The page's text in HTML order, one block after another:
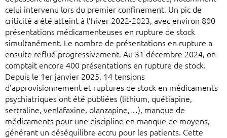
celui intervenu lors du premier confinement. Un pic de
criticité a été atteint à l’hiver 2022-2023, avec environ 800
présentations médicamenteuses en rupture de stock
simultanément. Le nombre de présentations en rupture a
ensuite reflué progressivement. Au 31 décembre 2024, on
comptait encore 400 présentations en rupture de stock.
Depuis le 1er janvier 2025, 14 tensions
d’approvisionnement et ruptures de stock en médicaments
psychiatriques ont été publiées (lithium, quétiapine,
sertraline, venlafaxine, olanzapine,…), manque de
médicaments pour une discipline en manque de moyens,
générant un déséquilibre accru pour les patients. Cette